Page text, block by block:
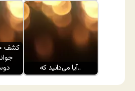
کشف
آیا می‌دانید که...